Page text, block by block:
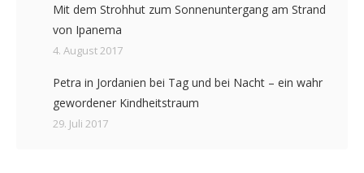
Mit dem Strohhut zum Sonnenuntergang am Strand
von Ipanema
4. August 2017
Petra in Jordanien bei Tag und bei Nacht – ein wahr
gewordener Kindheitstraum
29. Juli 2017